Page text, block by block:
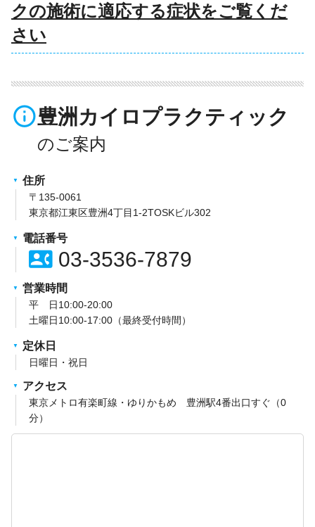
クの施術に適応する症状をご覧くだ
さい
info_outline豊洲カイロプラクティック
住所
〒135-0061
東京都江東区豊洲4丁目1-2TOSKビル302
電話番号
contact_phone03-3536-7879
営業時間
平 日10:00-20:00
土曜日10:00-17:00（最終受付時間）
定休日
日曜日・祝日
アクセス
東京メトロ有楽町線・ゆりかもめ 豊洲駅4番出口すぐ（0
分）